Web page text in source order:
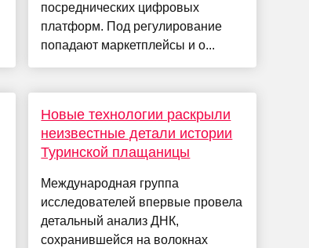
посреднических цифровых
платформ. Под регулирование
попадают маркетплейсы и о...
Новые технологии раскрыли
неизвестные детали истории
Туринской плащаницы
Международная группа
исследователей впервые провела
детальный анализ ДНК,
сохранившейся на волокнах